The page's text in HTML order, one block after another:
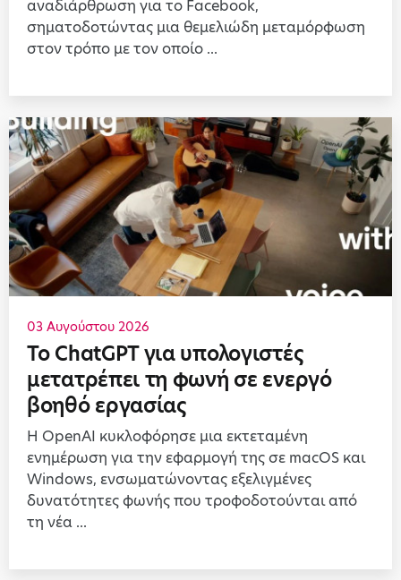
αναδιάρθρωση για το Facebook,
σηματοδοτώντας μια θεμελιώδη μεταμόρφωση
στον τρόπο με τον οποίο ...
03 Αυγούστου 2026
Το ChatGPT για υπολογιστές
μετατρέπει τη φωνή σε ενεργό
βοηθό εργασίας
Η OpenAI κυκλοφόρησε μια εκτεταμένη
ενημέρωση για την εφαρμογή της σε macOS και
Windows, ενσωματώνοντας εξελιγμένες
δυνατότητες φωνής που τροφοδοτούνται από
τη νέα ...